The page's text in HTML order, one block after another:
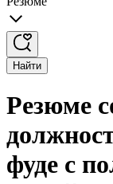
Найти
Резюме
фуде с